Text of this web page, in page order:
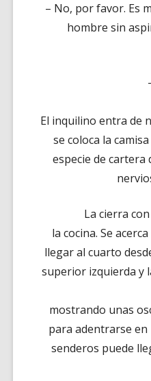
– No, por favor. Es
hombre sin
El inquilino entra de
se coloca la
especie de cartera
La cierra
la cocina. Se
llegar al cuarto
superior izquierda y
mostrando unas
para adentrarse en
senderos puede